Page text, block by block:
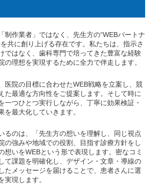
制作業者」ではなく、先生方の“WEBパートナ
共に創り上げる存在です。私たちは、指示さ
ではなく、歯科専門で培ってきた豊富な経験
の理想を実現するために全力で伴走します。
医院の目標に合わせたWEB戦略を立案し、競
た最適な方向性をご提案します。そして時に
一つひとつ実行しながら、丁寧に効果検証・
を最大化していきます。
るのは、「先生方の想いを理解し、同じ視点
の強みや地域での役割、目指す診療方針をし
想いをWEBという形で表現します。密なコミ
て課題を明確化し、デザイン・文章・導線の
たメッセージを届けることで、患者さんに選
実現します。